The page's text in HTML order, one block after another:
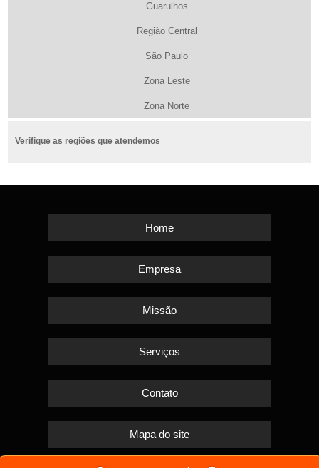
Guarulhos
Região Central
São Paulo
Zona Leste
Zona Norte
Verifique as regiões que atendemos
Home
Empresa
Missão
Serviços
Contato
Mapa do site